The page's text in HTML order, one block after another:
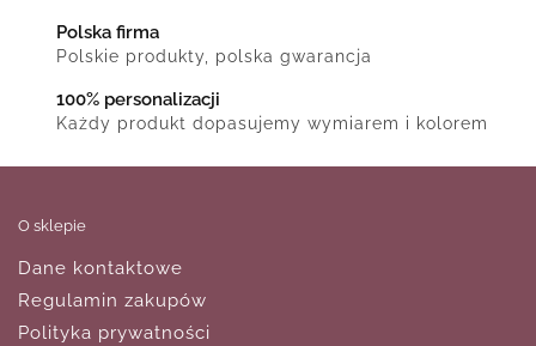
Polska firma
Polskie produkty, polska gwarancja
100% personalizacji
Każdy produkt dopasujemy wymiarem i kolorem
O sklepie
Dane kontaktowe
Regulamin zakupów
Polityka prywatności